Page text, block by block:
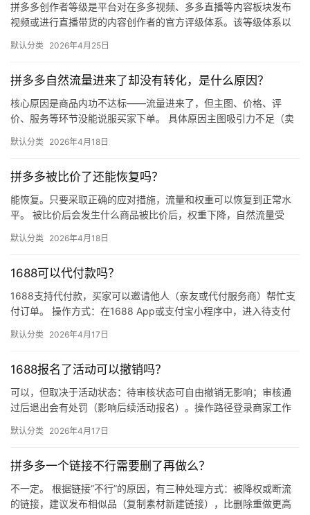
拼多多创作者等级是平台对在多多视频、多多直播等内容板块发布
视频或进行直播带货的内容创作者的官方评级体系。该等级体系以
同等级…
默认分类 2026年4月25日
拼多多自然流量进来了却没有转化，是什么原因？
核心原因是商品内功不达标——流量进来了，但主图、价格、评
价、服务等环节没能说服买家下单。 具体原因主图吸引力不足（卖
评少、…
默认分类 2026年4月18日
拼多多被比价了还能恢复吗？
能恢复。只要采取正确的应对措施，流量和权重可以恢复到正常水
平。 被比价后会发生什么商品被比价后，权重下降，自然流量受
网价格…
默认分类 2026年4月18日
1688可以代付款吗？
1688支持代付款，买家可以邀请他人（亲友或代付服务商）帮忙支
付订单。 操作方式：在1688 App或支付宝小程序中，进入待支付
默认分类 2026年4月17日
1688报名了活动可以撤销吗？
可以，但取决于活动状态：待审核状态可自由撤销无影响；审核通
过后退出会有处罚（影响后续活动报名）。操作路径登录商家工作
默认分类 2026年4月17日
拼多多一个链接不行需要删了再做么？
不一定。 根据链接“不行”的原因，有三种处理方式：被降权或断流
的链接，建议发布相似品（复制素材新建链接），比删除重做更高